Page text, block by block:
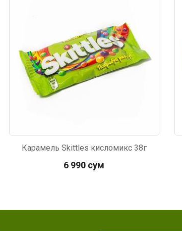
Карамель Skittles кисломикс 38г
6 990 сум